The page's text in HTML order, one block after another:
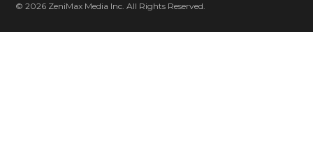
© 2026 ZeniMax Media Inc. All Rights Reserved.